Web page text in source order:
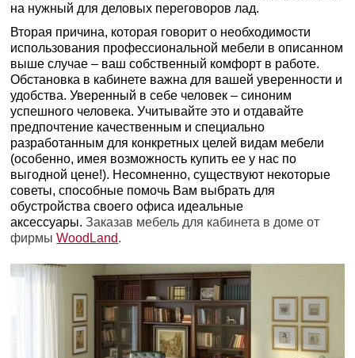
на нужный для деловых переговоров лад.
Вторая причина, которая говорит о необходимости
использования профессиональной мебели в описанном
выше случае – ваш собственный комфорт в работе.
Обстановка в кабинете важна для вашей уверенности и
удобства. Уверенный в себе человек – синоним
успешного человека. Учитывайте это и отдавайте
предпочтение качественным и специально
разработанным для конкретных целей видам мебели
(особенно, имея возможность купить ее у нас по
выгодной цене!). Несомненно, существуют некоторые
советы, способные помочь Вам выбрать для
обустройства своего офиса идеальные
аксессуары.Заказав мебель для кабинета в доме от
фирмыWoodLand.